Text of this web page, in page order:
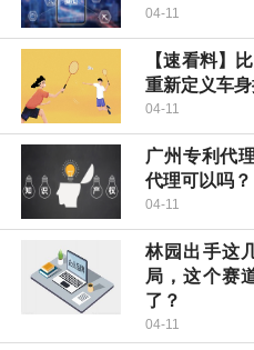
04-11
【速看料】
重新定义车身
04-11
广州专利代
代理可以吗？
04-11
林园出手这
局，这个赛
了？
04-11